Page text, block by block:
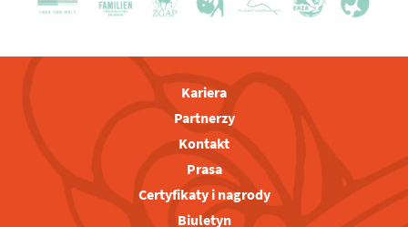
Kariera
Partnerzy
Kontakt
Prasa
Certyfikaty i nagrody
Biuletyn